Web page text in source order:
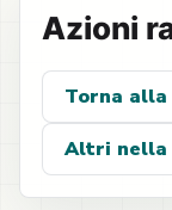
Azioni
Torna
Altri nella